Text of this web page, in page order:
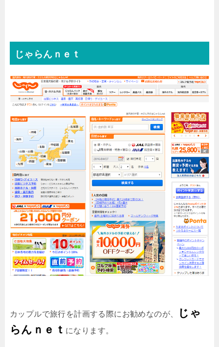
じゃらんｎｅｔ
カップルで旅行を計画する際にお勧めなのが、
じゃ
らんｎｅｔ になります。